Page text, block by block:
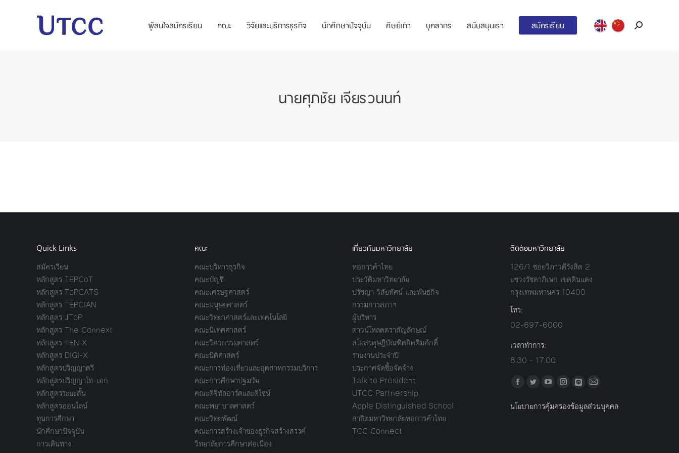
ผู้สนใจสมัครเรียน คณะ วิจัยและบริการธุรกิจ นักศึกษาปัจจุบัน ศิษย์เก่า บุคลากร สนับสนุนเรา สมัครเรียน Search:
นายศุภชัย เจียรวนนท์
Quick Links
สมัครเรียน
หลักสูตร TEPCoT
หลักสูตร ToPCATS
หลักสูตร TEPCIAN
หลักสูตร JToP
หลักสูตร The Connext
หลักสูตร TEN X
หลักสูตร DIGI-X
หลักสูตรปริญญาตรี
หลักสูตรปริญญาโท-เอก
หลักสูตรระยะสั้น
หลักสูตรออนไลน์
ทุนการศึกษา
นักศึกษาปัจจุบัน
การเดินทาง
คณะ
คณะบริหารธุรกิจ
คณะบัญชี
คณะเศรษฐศาสตร์
คณะมนุษยศาสตร์
คณะวิทยาศาสตร์และเทคโนโลยี
คณะนิเทศศาสตร์
คณะวิศวกรรมศาสตร์
คณะนิติศาสตร์
คณะการท่องเที่ยวและอุตสาหกรรมบริการ
คณะการศึกษาปฐมวัย
คณะดิจิทัลอาร์ตและดีไซน์
คณะพยาบาลศาสตร์
คณะวิทยพัฒน์
คณะการสร้างเจ้าของธุรกิจสร้างสรรค์
วิทยาลัยการศึกษาต่อเนื่อง
เกี่ยวกับมหาวิทยาลัย
หอการค้าไทย
ประวัติมหาวิทยาลัย
ปรัชญา วิสัยทัศน์ และพันธกิจ
กรรมการสภาฯ
ผู้บริหาร
ดาวน์โหลดตราสัญลักษณ์
สโมสรดุษฎีบัณฑิตกิตติมศักดิ์
รายงานประจำปี
ประกาศจัดซื้อจัดจ้าง
Talk to President
UTCC Partnership
Apple Distinguished School
สาธิตมหาวิทยาลัยหอการค้าไทย
TCC Connect
ติดต่อมหาวิทยาลัย
126/1 ซอยวิภาวดีรังสิต 2
แขวงรัชดาภิเษก เขตดินแดง
กรุงเทพมหานคร 10400
โทร:
02-697-6000
เวลาทำการ:
8.30 - 17.00
Find us on:
Facebook
TwitterYouTube
Instagram
LineMail
นโยบายการคุ้มครองข้อมูลส่วนบุคคล